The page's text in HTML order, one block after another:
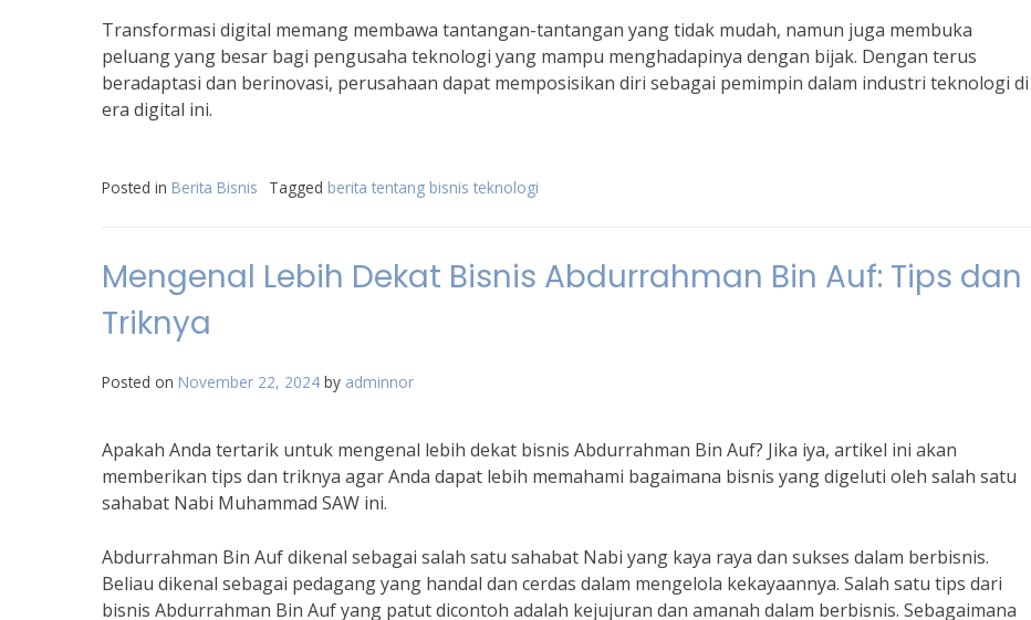
Transformasi digital memang membawa tantangan-tantangan yang tidak mudah, namun juga membuka
peluang yang besar bagi pengusaha teknologi yang mampu menghadapinya dengan bijak. Dengan terus
beradaptasi dan berinovasi, perusahaan dapat memposisikan diri sebagai pemimpin dalam industri teknologi di
era digital ini.
Posted in Berita Bisnis Tagged berita tentang bisnis teknologi
Mengenal Lebih Dekat Bisnis Abdurrahman Bin Auf: Tips dan
Triknya
Posted on November 22, 2024 by adminnor
Apakah Anda tertarik untuk mengenal lebih dekat bisnis Abdurrahman Bin Auf? Jika iya, artikel ini akan
memberikan tips dan triknya agar Anda dapat lebih memahami bagaimana bisnis yang digeluti oleh salah satu
sahabat Nabi Muhammad SAW ini.
Abdurrahman Bin Auf dikenal sebagai salah satu sahabat Nabi yang kaya raya dan sukses dalam berbisnis.
Beliau dikenal sebagai pedagang yang handal dan cerdas dalam mengelola kekayaannya. Salah satu tips dari
bisnis Abdurrahman Bin Auf yang patut dicontoh adalah kejujuran dan amanah dalam berbisnis. Sebagaimana